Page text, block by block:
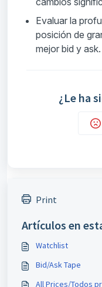
Evaluar la
posición de
mejor bid y ask.
¿Le ha
Print
Artículos en
Watchlist
Bid/Ask Tape
All Prices/Todos